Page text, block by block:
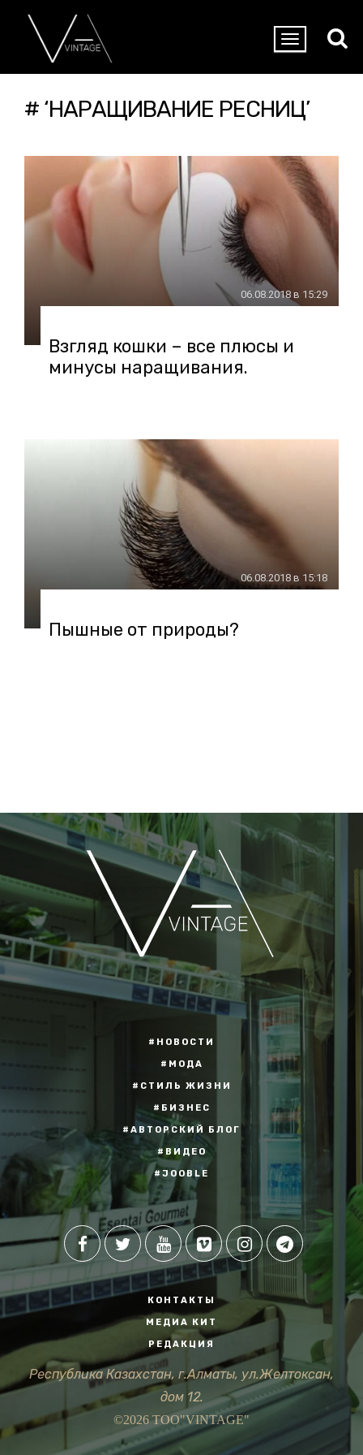
# ‘НАРАЩИВАНИЕ РЕСНИЦ’
06.08.2018 в 15:29
Взгляд кошки – все плюсы и
минусы наращивания.
06.08.2018 в 15:18
Пышные от природы?
#НОВОСТИ
#МОДА
#СТИЛЬ ЖИЗНИ
#БИЗНЕС
#АВТОРСКИЙ БЛОГ
#ВИДЕО
#JOOBLE
КОНТАКТЫ
МЕДИА КИТ
РЕДАКЦИЯ
Республика Казахстан, г.Алматы, ул.Желтоксан,
дом 12.
©2026 ТОО"VINTAGE"